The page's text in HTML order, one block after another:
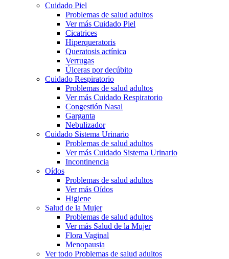
Cuidado Piel
Problemas de salud adultos
Ver más Cuidado Piel
Cicatrices
Hiperqueratoris
Queratosis actínica
Verrugas
Úlceras por decúbito
Cuidado Respiratorio
Problemas de salud adultos
Ver más Cuidado Respiratorio
Congestión Nasal
Garganta
Nebulizador
Cuidado Sistema Urinario
Problemas de salud adultos
Ver más Cuidado Sistema Urinario
Incontinencia
Oídos
Problemas de salud adultos
Ver más Oídos
Higiene
Salud de la Mujer
Problemas de salud adultos
Ver más Salud de la Mujer
Flora Vaginal
Menopausia
Ver todo Problemas de salud adultos